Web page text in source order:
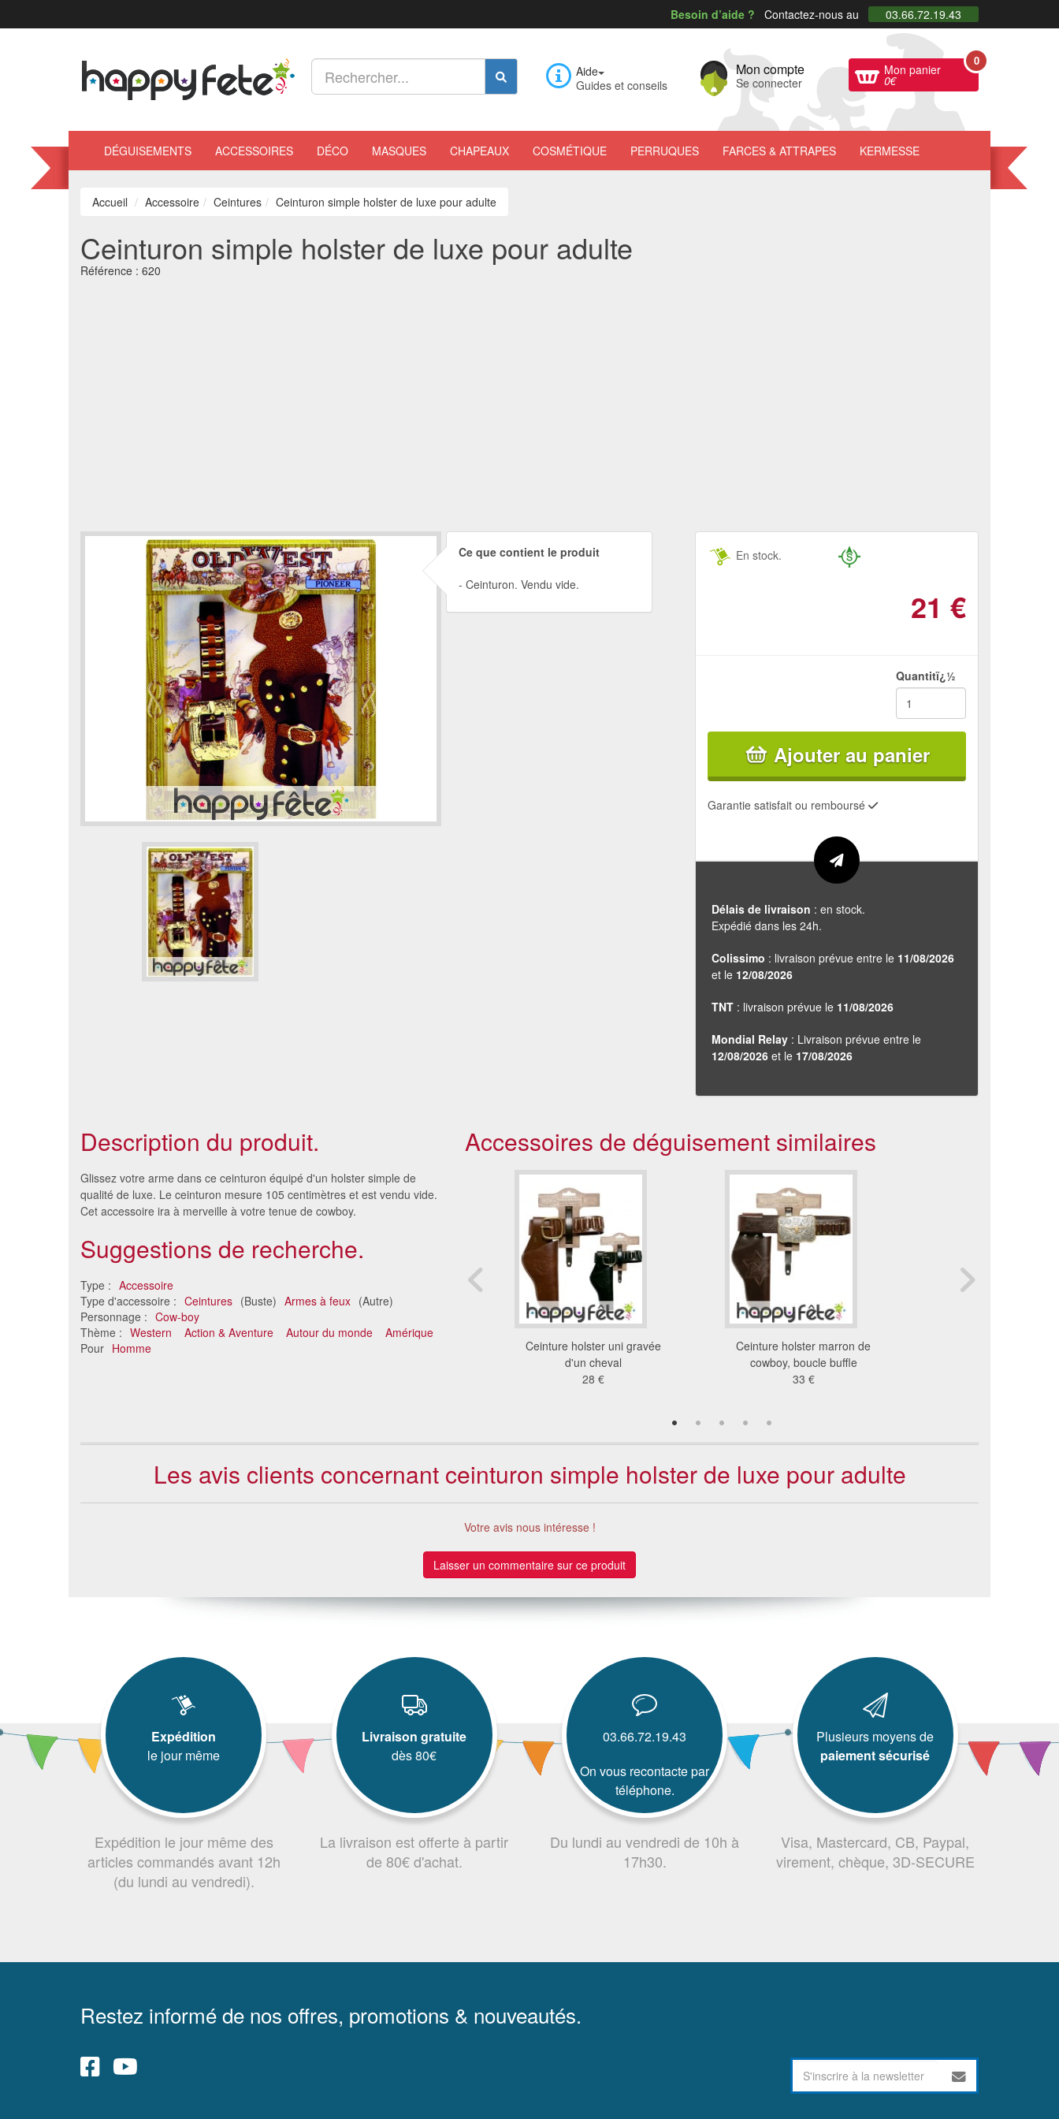
Besoin d’aide ? Contactez-nous au 03.66.72.19.43
Aide
Guides et conseils
Mon compte
Se connecter
Mon panier
0€
0
DÉGUISEMENTS ACCESSOIRES DÉCO MASQUES CHAPEAUX COSMÉTIQUE PERRUQUES FARCES & ATTRAPES KERMESSE
Accueil Accessoire Ceintures Ceinturon simple holster de luxe pour adulte
Ceinturon simple holster de luxe pour adulte
Référence : 620
Ce que contient le produit
Ceinturon. Vendu vide.
En stock.
21 €
Quantitï¿½
Ajouter au panier
Garantie satisfait ou remboursé
Délais de livraison : en stock.
Expédié dans les 24h.
Colissimo : livraison prévue entre le 11/08/2026
et le 12/08/2026
TNT : livraison prévue le 11/08/2026
Mondial Relay : Livraison prévue entre le
12/08/2026 et le 17/08/2026
Description du produit.
Glissez votre arme dans ce ceinturon équipé d'un holster simple de
qualité de luxe. Le ceinturon mesure 105 centimètres et est vendu vide.
Cet accessoire ira à merveille à votre tenue de cowboy.
Suggestions de recherche.
Type : Accessoire
Type d'accessoire : Ceintures (Buste) Armes à feux (Autre)
Personnage : Cow-boy
Thème : Western Action & Aventure Autour du monde
Amérique
Pour Homme
Accessoires de déguisement similaires
Ceinturon double holster de
Ceinture holster uni gravée
d'un cheval
28 €
Ceinture holster marron de
cowboy, boucle buffle
33 €
Les avis clients concernant ceinturon simple holster de luxe pour adulte
Votre avis nous intéresse !
Laisser un commentaire sur ce produit
Expédition
le jour même
Expédition le jour même des
articles commandés avant 12h
(du lundi au vendredi).
Livraison gratuite
dès 80€
La livraison est offerte à partir
de 80€ d'achat.
03.66.72.19.43
On vous recontacte par
téléphone.
Du lundi au vendredi de 10h à
17h30.
Plusieurs moyens de
paiement sécurisé
Visa, Mastercard, CB, Paypal,
virement, chèque, 3D-SECURE
Restez informé de nos offres, promotions & nouveautés.